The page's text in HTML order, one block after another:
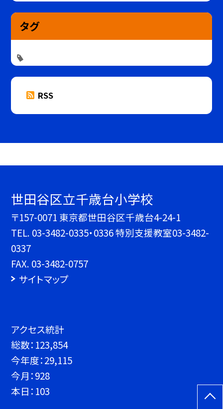
タグ
RSS
世田谷区立千歳台小学校
〒157-0071 東京都世田谷区千歳台4-24-1
TEL. 03-3482-0335・0336 特別支援教室03-3482-
0337
FAX. 03-3482-0757
サイトマップ
アクセス統計
総数： 123,854
今年度：29,115
今月：928
本日： 103